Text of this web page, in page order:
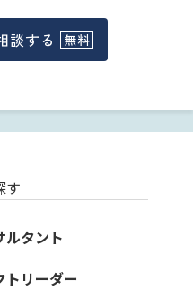
談する 無料
す
ルタント
トリーダー